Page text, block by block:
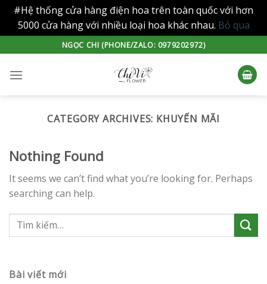
#Hệ thống cửa hàng điện hoa trên toàn quốc với hơn
5000 cửa hàng với nhiều loại hoa khác nhau. Bỏ qua
to
content
NGỌC CHI (PHONE/ZALO: 0979202972)
CATEGORY ARCHIVES: KHUYẾN MÃI
Bài viết mới
Nothing Found
It seems we can’t find what you’re looking for. Perhaps
searching can help.